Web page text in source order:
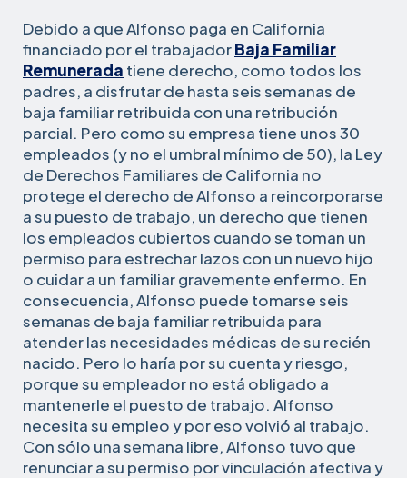
Debido a que Alfonso paga en California
financiado por el trabajadorBaja Familiar
Remunerada tiene derecho, como todos los
padres, a disfrutar de hasta seis semanas de
baja familiar retribuida con una retribución
parcial. Pero como su empresa tiene unos 30
empleados (y no el umbral mínimo de 50), la Ley
de Derechos Familiares de California no
protege el derecho de Alfonso a reincorporarse
a su puesto de trabajo, un derecho que tienen
los empleados cubiertos cuando se toman un
permiso para estrechar lazos con un nuevo hijo
o cuidar a un familiar gravemente enfermo. En
consecuencia, Alfonso puede tomarse seis
semanas de baja familiar retribuida para
atender las necesidades médicas de su recién
nacido. Pero lo haría por su cuenta y riesgo,
porque su empleador no está obligado a
mantenerle el puesto de trabajo. Alfonso
necesita su empleo y por eso volvió al trabajo.
Con sólo una semana libre, Alfonso tuvo que
renunciar a su permiso por vinculación afectiva y